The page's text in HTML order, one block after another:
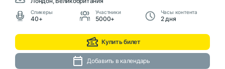
Cпикеры
40+
Участники
5000+
Часы контента
2 дня
Купить билет
Добавить в календарь